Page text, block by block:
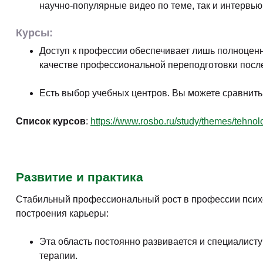
научно-популярные видео по теме, так и
Курсы:
Доступ к профессии обеспечивает лишь
качестве профессиональной переподготовки
Есть выбор учебных центров. Вы можете
Список курсов: https://www.rosbo.ru/study/themes/
Развитие и практика
Стабильный профессиональный рост в профессии
построения карьеры:
Эта область постоянно развивается и
терапии.